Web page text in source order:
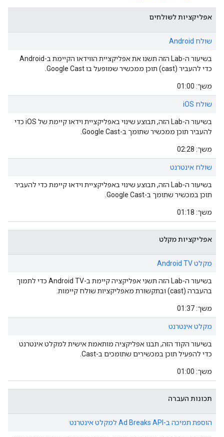
אפליקציות לשולחים
שולח Android
בשיעור ה-Lab הזה תשנו את אפליקציית הווידאו הקיימת ב-Android
כדי להעביר (cast) תוכן ממכשיר שמופעל בו Google Cast.
משך: 01:00
שולח iOS
בשיעור ה-Lab הזה, תבוצע שינוי באפליקציית וידאו קיימת של iOS כדי
להעביר תוכן ממכשיר שתומך ב-Google Cast.
משך: 02:28
שולח אינטרנט
בשיעור ה-Lab הזה, תבוצע שינוי באפליקציית וידאו קיימת כדי להעביר
תוכן במכשיר שתומך ב-Google Cast.
משך: 01:18
אפליקציות מקלט
מקלט Android TV
בשיעור ה-Lab הזה תשני אפליקציה קיימת ב-Android TV כדי לתמוך
בהעברה (cast) ובתקשורת מאפליקציות שולח קיימות.
משך: 01:37
מקלט אינטרנט
בשיעור הקוד הזה, תבנו אפליקציה מותאמת אישית למקלט אינטרנט
כדי להפעיל תוכן במכשירים שתומכים ב-Cast.
משך: 01:00
תכונות העברה
הוספת תמיכה ב-Ad Breaks API למקלט אינטרנט